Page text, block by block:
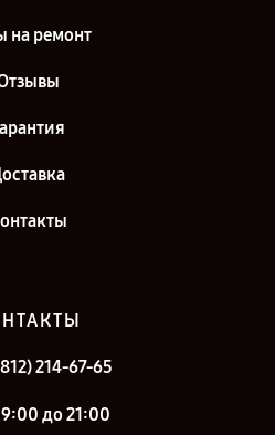
на ремонт
214-67-65
до 21:00